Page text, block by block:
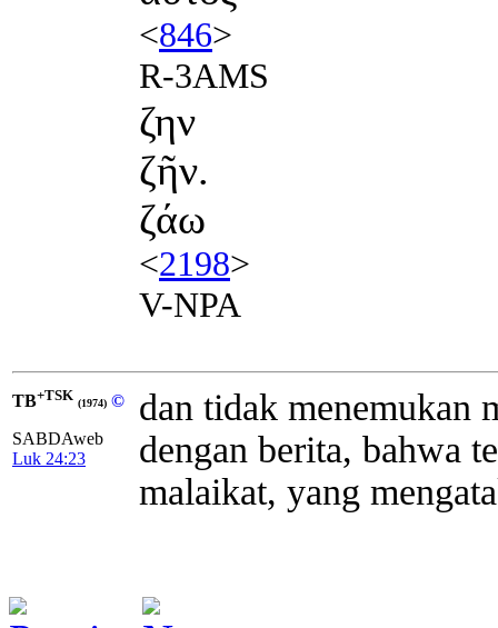
<846>
R-3AMS
ζην
ζῆν.
ζάω
<2198>
V-NPA
TB+TSK (1974) ©
SABDAweb
Luk 24:23
dan tidak menemukan
dengan berita, bahwa
malaikat, yang